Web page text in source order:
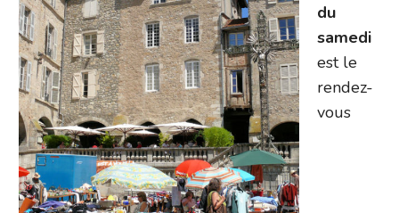
du
samedi
est le
rendez-
vous